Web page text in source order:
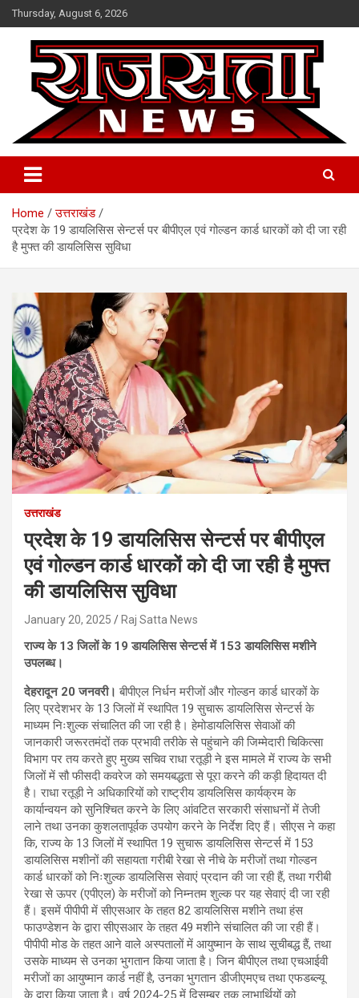
Skip
to
content
Thursday, August 6, 2026
Raj Satta News
Home
उत्तराखंड
प्रदेश के 19 डायलिसिस सेन्टर्स पर बीपीएल एवं गोल्डन कार्ड धारकों को दी जा रही
है मुफ्त की डायलिसिस सुविधा
उत्तराखंड
प्रदेश के 19 डायलिसिस सेन्टर्स पर बीपीएल
एवं गोल्डन कार्ड धारकों को दी जा रही है मुफ्त
की डायलिसिस सुविधा
January 20, 2025 Raj Satta News
राज्य के 13 जिलों के 19 डायलिसिस सेन्टर्स में 153 डायलिसिस मशीने
उपलब्ध।
देहरादून 20 जनवरी। बीपीएल निर्धन मरीजों और गोल्डन कार्ड धारकों के
लिए प्रदेशभर के 13 जिलों में स्थापित 19 सुचारू डायलिसिस सेन्टर्स के
माध्यम निःशुल्क संचालित की जा रही है। हेमोडायलिसिस सेवाओं की
जानकारी जरूरतमंदों तक प्रभावी तरीके से पहुंचाने की जिम्मेदारी चिकित्सा
विभाग पर तय करते हुए मुख्य सचिव राधा रतूड़ी ने इस मामले में राज्य के सभी
जिलों में सौ फीसदी कवरेज को समयबद्धता से पूरा करने की कड़ी हिदायत दी
है। राधा रतूड़ी ने अधिकारियों को राष्ट्रीय डायलिसिस कार्यक्रम के
कार्यान्वयन को सुनिश्चित करने के लिए आंवटित सरकारी संसाधनों में तेजी
लाने तथा उनका कुशलतापूर्वक उपयोग करने के निर्देश दिए हैं। सीएस ने कहा
कि, राज्य के 13 जिलों में स्थापित 19 सुचारू डायलिसिस सेन्टर्स में 153
डायलिसिस मशीनों की सहायता गरीबी रेखा से नीचे के मरीजों तथा गोल्डन
कार्ड धारकों को निःशुल्क डायलिसिस सेवाएं प्रदान की जा रही हैं, तथा गरीबी
रेखा से ऊपर (एपीएल) के मरीजों को निम्नतम शुल्क पर यह सेवाएं दी जा रही
हैं। इसमें पीपीपी में सीएसआर के तहत 82 डायलिसिस मशीने तथा हंस
फाउण्डेशन के द्वारा सीएसआर के तहत 49 मशीने संचालित की जा रही हैं।
पीपीपी मोड के तहत आने वाले अस्पतालों में आयुष्मान के साथ सूचीबद्ध हैं, तथा
उसके माध्यम से उनका भुगतान किया जाता है। जिन बीपीएल तथा एचआईवी
मरीजों का आयुष्मान कार्ड नहीं है, उनका भुगतान डीजीएमएच तथा एफडब्ल्यू
के द्वारा किया जाता है। वर्ष 2024-25 में दिसम्बर तक लाभार्थियों को